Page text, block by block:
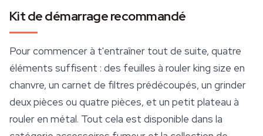
Kit de démarrage recommandé
Pour commencer à t'entraîner tout de suite, quatre
éléments suffisent : des feuilles à rouler king size en
chanvre, un carnet de filtres prédécoupés, un grinder
deux pièces ou quatre pièces, et un petit plateau à
rouler en métal. Tout cela est disponible dans la